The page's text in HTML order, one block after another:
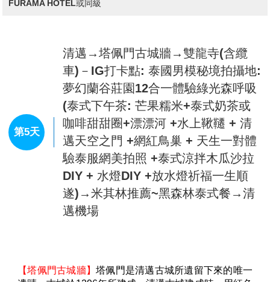
寺佛塔中久達四十五年，發現後，先請往南邦府供奉三
谷大皇宮內之玉佛寺供奉至今亦歷經200多年了，成為
全國萬民所最崇高之敬仰！這尊國寶後來被供奉在曼谷
玉佛寺內。現今寺內所供奉的玉佛是1991年時依照原來
玉佛的樣式在中國所雕製的。
◆今日如果有興趣您可自費參加下列行程 (二選一)
★【上寮國島THB750元】 搭乘長尾船前往寮國島，參
觀當地居民的生活情形。
★【DOI TUNG ROYAL PARK皇太后行宮+御花園
THB1000元】
早在1988年建成，目的是讓當時長年旅居瑞士的皇太后
在泰國也有一個適合她居住的地方，而這位皇太后就是
九世皇的母親。皇太后為人樂善好施，非常關心泰國人
民，特別對於泰北地區發展不遺餘力，令清萊這個毒品
集散地改頭換面，搖身一變成為農業地區，為少數民族
擺設，了解皇太后對泰國人民的貢獻。御花園占地將近
使瀑布秘境DANTEWADA LAND OF
ANGELS WATERFALLS－蘭娜古城
之旅（建都三王紀念像＋大塔寺＋水
果街）－清邁夜市NIGHT PLAZA
【大象學校MAE TAENG ELEPHANT CAMP】
帶各位
貴賓來一趟叢林之旅，首先來到大象學校於此參觀工作
人員在訓練大小象的工作的情形並觀看他們所安排的精
彩大象表演，大象現場作畫表演，欣賞可愛大象自由隨
【少數民族部落：長頸族】您可見到長頸族的風俗習慣
查看完整資訊